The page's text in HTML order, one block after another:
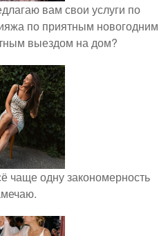
вам свои услуги по
по приятным новогодним
выездом на дом?
чаще одну закономерность